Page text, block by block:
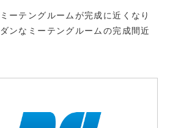
ーテングルームが完成に近くなり
ンなミーテングルームの完成間近